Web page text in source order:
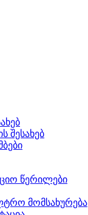
შესახებ
წერილები
მომსახურება